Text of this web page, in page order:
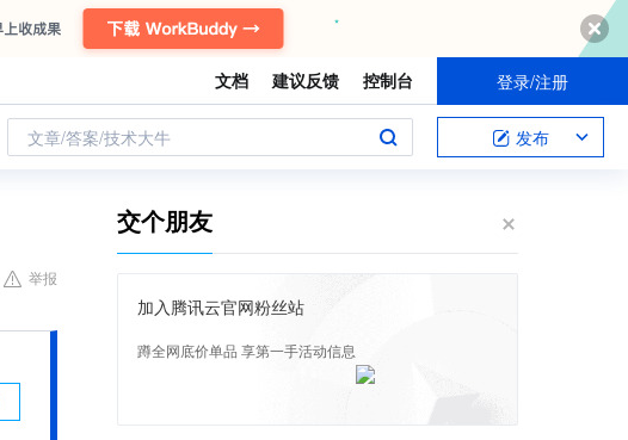
文档 建议反馈 控制台 登录/注册
文章/答案/技术大牛 发布
举报
交个朋友
加入腾讯云官网粉丝站
蹲全网底价单品 享第一手活动信息